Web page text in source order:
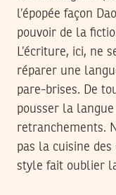
l’épopée façon
pouvoir de la
L’écriture, ici, ne
réparer une
pare-brises. De
pousser la
retranchements.
pas la cuisine
style fait oublier